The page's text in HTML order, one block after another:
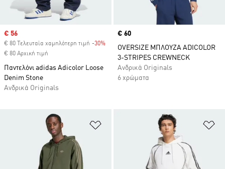
Sale price
€ 56
€ 80 Τελευταία χαμηλότερη τιμή -30% Discount
€ 80 Αρχική τιμή
Παντελόνι adidas Adicolor Loose
Denim Stone
Ανδρικά Originals
Price
€ 60
OVERSIZE ΜΠΛΟΥΖΑ ADICOLOR
3-STRIPES CREWNECK
Ανδρικά Originals
6 χρώματα
Προσθήκη στη Λίστα Επιθυμιών